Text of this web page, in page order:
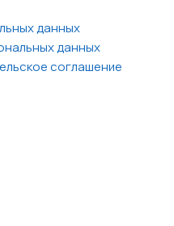
данных
данных
соглашение